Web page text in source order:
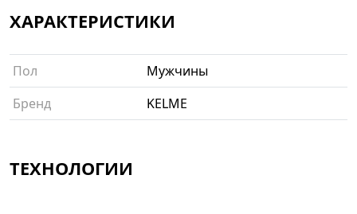
ХАРАКТЕРИСТИКИ
Пол
Мужчины
Бренд
KELME
ТЕХНОЛОГИИ